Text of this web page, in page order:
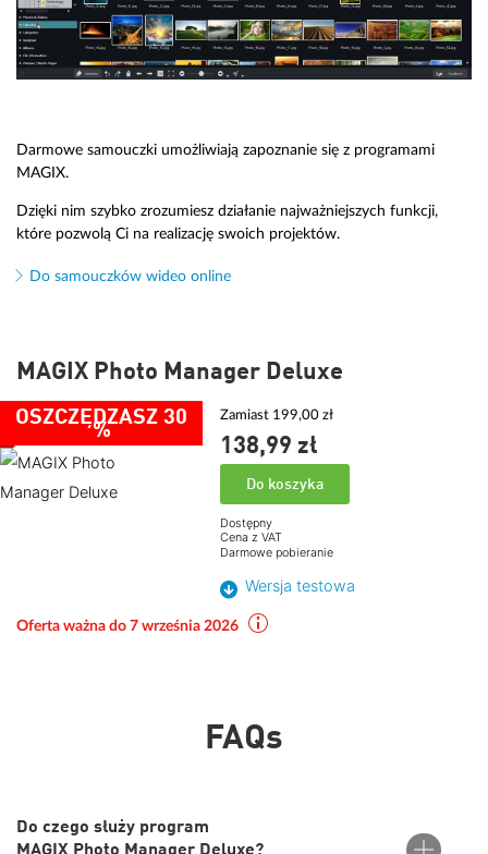
Darmowe samouczki umożliwiają zapoznanie się z programami
MAGIX.
Dzięki nim szybko zrozumiesz działanie najważniejszych funkcji,
które pozwolą Ci na realizację swoich projektów.
Do samouczków wideo online
MAGIX Photo Manager Deluxe
OSZCZĘDZASZ 30
%
Zamiast 199,00 zł
138,99 zł
Do koszyka
Dostępny
Cena z VAT
Darmowe pobieranie
Wersja testowa
Oferta ważna do 7 września 2026
FAQs
Do czego służy program
MAGIX Photo Manager Deluxe?